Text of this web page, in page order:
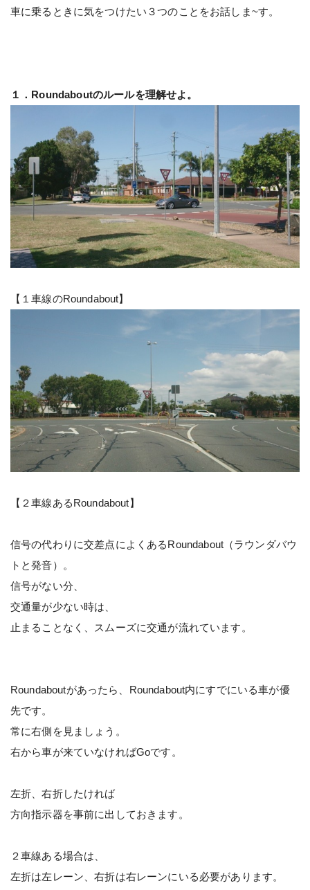
車に乗るときに気をつけたい３つのことをお話しま~す。
１．Roundaboutのルールを理解せよ。
【１車線のRoundabout】
【２車線あるRoundabout】
信号の代わりに交差点によくあるRoundabout（ラウンダバウ
トと発音）。
信号がない分、
交通量が少ない時は、
止まることなく、スムーズに交通が流れています。
Roundaboutがあったら、Roundabout内にすでにいる車が優
先です。
常に右側を見ましょう。
右から車が来ていなければGoです。
左折、右折したければ
方向指示器を事前に出しておきます。
２車線ある場合は、
左折は左レーン、右折は右レーンにいる必要があります。